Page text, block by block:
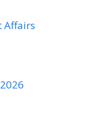
Affairs